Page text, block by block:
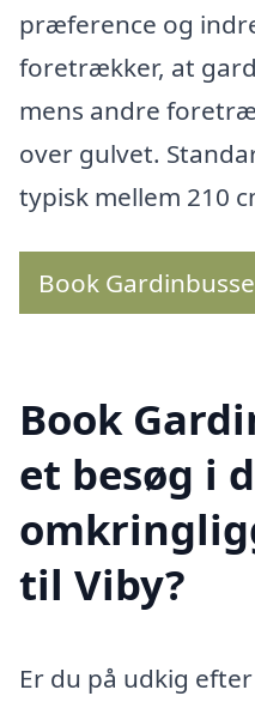
præference og
foretrækker, at
mens andre
over gulvet.
typisk mellem 210
Book
Book
et besøg i
til Viby?
Er du på udkig